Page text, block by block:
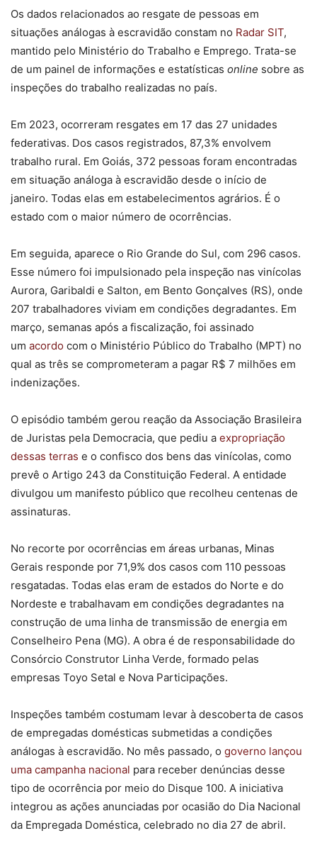
Os dados relacionados ao resgate de pessoas em
situações análogas à escravidão constam no Radar SIT,
mantido pelo Ministério do Trabalho e Emprego. Trata-se
de um painel de informações e estatísticas online sobre as
inspeções do trabalho realizadas no país.
Em 2023, ocorreram resgates em 17 das 27 unidades
federativas. Dos casos registrados, 87,3% envolvem
trabalho rural. Em Goiás, 372 pessoas foram encontradas
em situação análoga à escravidão desde o início de
janeiro. Todas elas em estabelecimentos agrários. É o
estado com o maior número de ocorrências.
Em seguida, aparece o Rio Grande do Sul, com 296 casos.
Esse número foi impulsionado pela inspeção nas vinícolas
Aurora, Garibaldi e Salton, em Bento Gonçalves (RS), onde
207 trabalhadores viviam em condições degradantes. Em
março, semanas após a fiscalização, foi assinado
um acordo com o Ministério Público do Trabalho (MPT) no
qual as três se comprometeram a pagar R$ 7 milhões em
indenizações.
O episódio também gerou reação da Associação Brasileira
de Juristas pela Democracia, que pediu a expropriação
dessas terras e o confisco dos bens das vinícolas, como
prevê o Artigo 243 da Constituição Federal. A entidade
divulgou um manifesto público que recolheu centenas de
assinaturas.
No recorte por ocorrências em áreas urbanas, Minas
Gerais responde por 71,9% dos casos com 110 pessoas
resgatadas. Todas elas eram de estados do Norte e do
Nordeste e trabalhavam em condições degradantes na
construção de uma linha de transmissão de energia em
Conselheiro Pena (MG). A obra é de responsabilidade do
Consórcio Construtor Linha Verde, formado pelas
empresas Toyo Setal e Nova Participações.
Inspeções também costumam levar à descoberta de casos
de empregadas domésticas submetidas a condições
análogas à escravidão. No mês passado, o governo lançou
uma campanha nacional para receber denúncias desse
tipo de ocorrência por meio do Disque 100. A iniciativa
integrou as ações anunciadas por ocasião do Dia Nacional
da Empregada Doméstica, celebrado no dia 27 de abril.